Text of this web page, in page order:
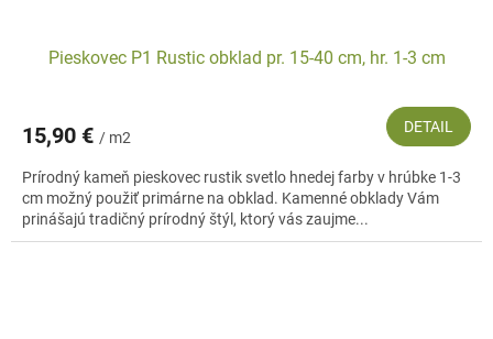
Pieskovec P1 Rustic obklad pr. 15-40 cm, hr. 1-3 cm
15,90 € / m2
DETAIL
Prírodný kameň pieskovec rustik svetlo hnedej farby v hrúbke 1-3
cm možný použiť primárne na obklad. Kamenné obklady Vám
prinášajú tradičný prírodný štýl, ktorý vás zaujme...